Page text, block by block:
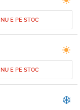
NU E PE STOC
NU E PE STOC